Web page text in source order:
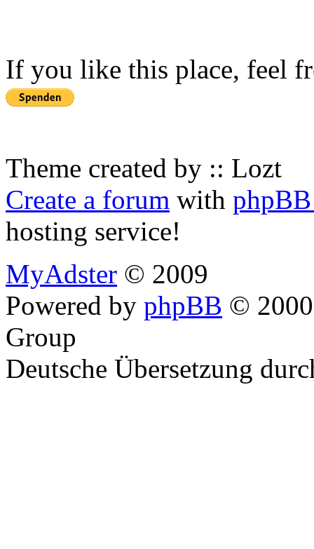
If you like this place, feel
Theme created by :: Lozt
Create a forum with
hosting service!
MyAdster © 2009
Powered by phpBB ©
Group
Deutsche Übersetzung